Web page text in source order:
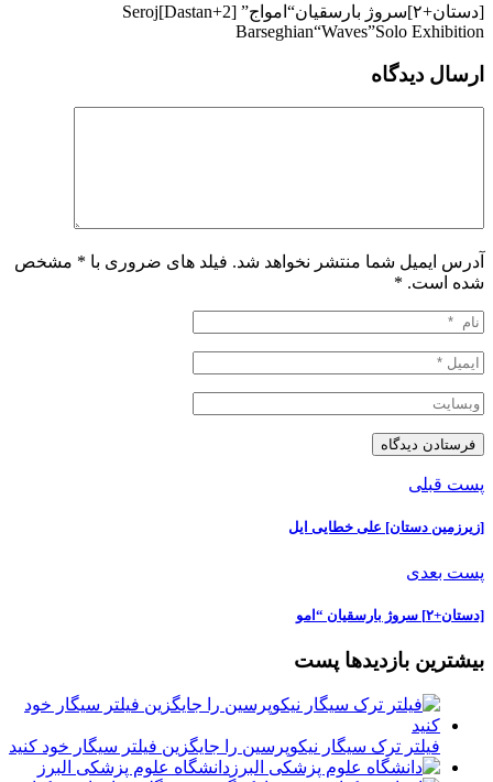
[دستان+۲]سروژ بارسقیان“امواج” [Dastan+2]Seroj
Barseghian“Waves”Solo Exhibition
ارسال دیدگاه
آدرس ایمیل شما منتشر نخواهد شد. فیلد های ضروری با * مشخص
شده است. *
پست قبلی
[زیرزمین دستان] علی خطایی ایل
پست بعدی
[دستان+۲] سروژ بارسقیان “امو
بیشترین بازدیدها پست
فیلتر ترک سیگار نیکوپرسین را جایگزین فیلتر سیگار خود کنید
دانشگاه علوم پزشکی البرز